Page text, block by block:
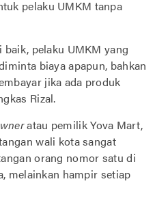
pelaku UMKM tanpa
pelaku UMKM yang
biaya apapun, bahkan
jika ada produk
Rizal.
atau pemilik Yova Mart,
wali kota sangat
orang nomor satu di
melainkan hampir setiap